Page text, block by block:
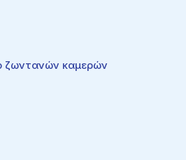
ζωντανών καμερών